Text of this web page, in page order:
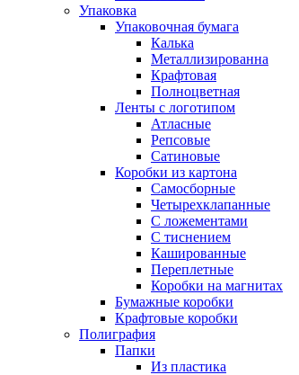
Упаковка
Упаковочная бумага
Калька
Металлизированна
Крафтовая
Полноцветная
Ленты с логотипом
Атласные
Репсовые
Сатиновые
Коробки из картона
Самосборные
Четырехклапанные
С ложементами
С тиснением
Кашированные
Переплетные
Коробки на магнитах
Бумажные коробки
Крафтовые коробки
Полиграфия
Папки
Из пластика